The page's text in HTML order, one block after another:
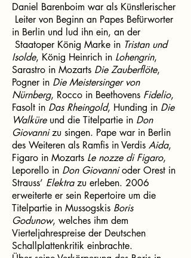
Daniel Barenboim war als Künstlerischer
Leiter von Beginn an Papes Befürworter
in Berlin und lud ihn ein, an der
Staatoper König Marke in Tristan und
Isolde, König Heinrich in Lohengrin,
Sarastro in Mozarts Die Zauberflöte,
Pogner in Die Meistersinger von
Nürnberg, Rocco in Beethovens Fidelio,
Fasolt in Das Rheingold, Hunding in Die
Walküreund die Titelpartie in Don
Giovannizu singen. Pape war in Berlin
des Weiteren als Ramfis in Verdis Aida,
Figaro in Mozarts Le nozze di Figaro,
Leporello in Don Giovannioder Orest in
Strauss’ Elektrazu erleben. 2006
erweiterte er sein Repertoire um die
Titelpartie in Mussogskis Boris
Godunow, welches ihm dem
Vierteljahrespreise der Deutschen
Schallplattenkritik einbrachte.